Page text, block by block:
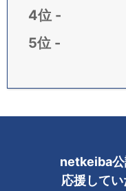
netkeiba公
応援してい